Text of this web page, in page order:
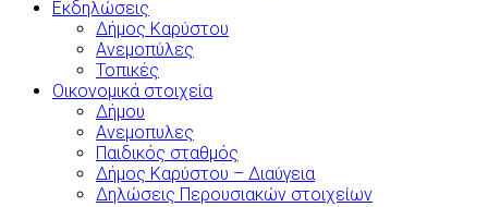
Εκδηλώσεις
Δήμος Καρύστου
Ανεμοπύλες
Τοπικές
Οικονομικά στοιχεία
Δήμου
Ανεμοπυλες
Παιδικός σταθμός
Δήμος Καρύστου – Διαύγεια
Δηλώσεις Περουσιακών στοιχείων